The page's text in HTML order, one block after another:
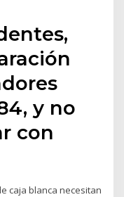
y no
con
caja blanca necesitan